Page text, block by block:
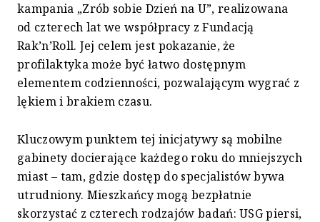
kampania „Zrób sobie Dzień na U”, realizowana
od czterech lat we współpracy z Fundacją
Rak’n’Roll. Jej celem jest pokazanie, że
profilaktyka może być łatwo dostępnym
elementem codzienności, pozwalającym wygrać z
lękiem i brakiem czasu.
Kluczowym punktem tej inicjatywy są mobilne
gabinety docierające każdego roku do mniejszych
miast – tam, gdzie dostęp do specjalistów bywa
utrudniony. Mieszkańcy mogą bezpłatnie
skorzystać z czterech rodzajów badań: USG piersi,